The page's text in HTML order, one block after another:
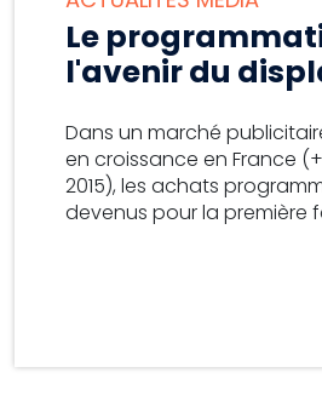
Le
l'avenir du
Dans un marché
en croissance en France
2015), les achats
devenus pour la première